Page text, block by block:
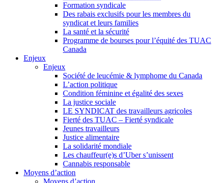
Formation syndicale
Des rabais exclusifs pour les membres du
syndicat et leurs families
La santé et la sécurité
Programme de bourses pour l’équité des TUAC
Canada
Enjeux
Enjeux
Société de leucémie & lymphome du Canada
L’action politique
Condition féminine et égalité des sexes
La justice sociale
LE SYNDICAT des travailleurs agricoles
Fierté des TUAC – Fierté syndicale
Jeunes travailleurs
Justice alimentaire
La solidarité mondiale
Les chauffeur(e)s d’Uber s’unissent
Cannabis responsable
Moyens d’action